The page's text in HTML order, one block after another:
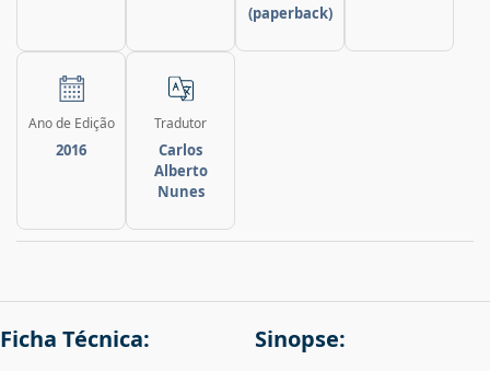
(paperback)
Ano de Edição
2016
Tradutor
Carlos
Alberto
Nunes
Ficha Técnica: Sinopse: